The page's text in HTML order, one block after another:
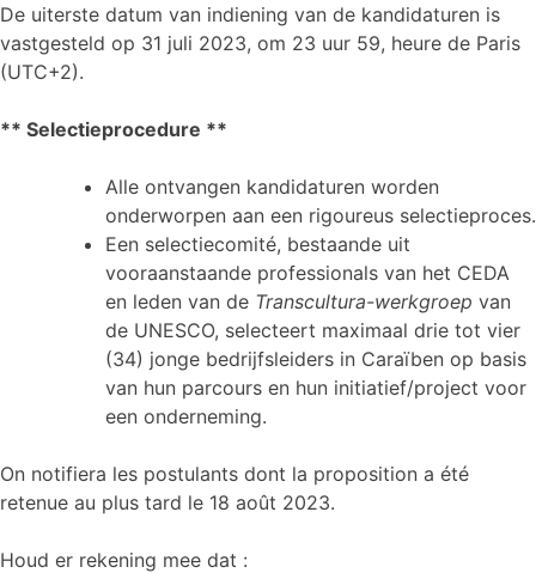
De uiterste datum van indiening van de kandidaturen is
vastgesteld op 31 juli 2023, om 23 uur 59, heure de Paris
(UTC+2).
** Selectieprocedure **
Alle ontvangen kandidaturen worden
onderworpen aan een rigoureus selectieproces.
Een selectiecomité, bestaande uit
vooraanstaande professionals van het CEDA
en leden van de Transcultura-werkgroep van
de UNESCO, selecteert maximaal drie tot vier
(34) jonge bedrijfsleiders in Caraïben op basis
van hun parcours en hun initiatief/project voor
een onderneming.
On notifiera les postulants dont la proposition a été
retenue au plus tard le 18 août 2023.
Houd er rekening mee dat :